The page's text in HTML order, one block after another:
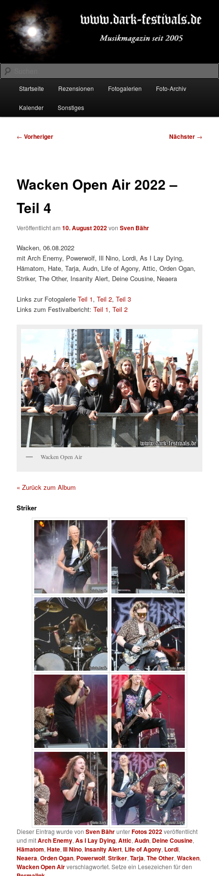
primären
Inhalt
springenDARK-FESTIVALS.DE
Suchen
Startseite Rezensionen Fotogalerien Foto-Archiv
Kalender Sonstiges
Beitragsnavigation
← Vorheriger Nächster →
Wacken Open Air 2022 –
Teil 4
Veröffentlicht am10. August 2022vonSven Bähr
Wacken, 06.08.2022
mit Arch Enemy, Powerwolf, Ill Nino, Lordi, As I Lay Dying,
Hämatom, Hate, Tarja, Audn, Life of Agony, Attic, Orden Ogan,
Striker, The Other, Insanity Alert, Deine Cousine, Neaera
Links zur FotogalerieTeil 1,Teil 2,Teil 3
Links zum Festivalbericht:Teil 1,Teil 2
Wacken Open Air
« Zurück zum Album
Striker
Dieser Eintrag wurde vonSven BährunterFotos 2022veröffentlicht
und mitArch Enemy,As I Lay Dying,Attic,Audn, Deine Cousine,
Hämatom,Hate,Ill Nino,Insanity Alert, Life of Agony, Lordi,
Neaera,Orden Ogan, Powerwolf,Striker,Tarja,The Other,Wacken,
Wacken Open Airverschlagwortet. Setze ein Lesezeichen für den